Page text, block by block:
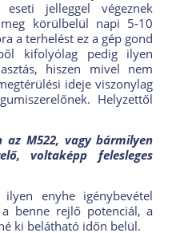
jelleggel végeznek
meg körülbelül napi 5-10
a terhelést ez a gép gond
kifolyólag pedig ilyen
hiszen mivel nem
ideje viszonylag
Helyzettől
az M522, vagy bármilyen
voltaképp felesleges
enyhe igénybevétel
benne rejlő potenciál, a
ki belátható időn belül.